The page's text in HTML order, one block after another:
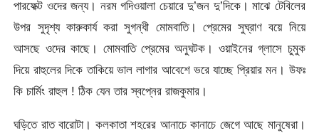
পারফেক্ট ওদের জন্য। নরম গদিওয়ালা চেয়ারে দু’জন দু’দিকে। মাঝে টেবিলের
উপর সুদৃশ্য কারুকার্য করা সুগন্ধী মোমবাতি। প্রেমের সুঘ্রাণ বয়ে নিয়ে
আসছে ওদের কাছে। মোমবাতি প্রেমের অনুঘটক। ওয়াইনের গ্লাসে চুমুক
দিয়ে রাহুলের দিকে তাকিয়ে ভাল লাগার আবেশে ভরে যাচ্ছে প্রিয়ার মন। উফঃ
কি চার্মিং রাহুল ! ঠিক যেন তার স্বপ্নের রাজকুমার।
ঘড়িতে রাত বারোটা। কলকাতা শহরের আনাচে কানাচে জেগে আছে মানুষেরা।